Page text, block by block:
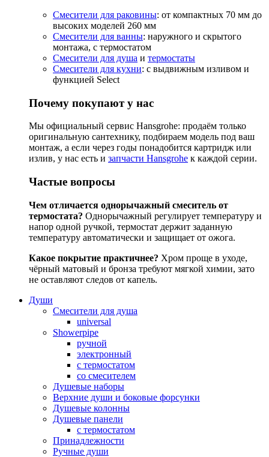
Смесители для раковины: от компактных 70 мм до
высоких моделей 260 мм
Смесители для ванны: наружного и скрытого
монтажа, с термостатом
Смесители для душа и термостаты
Смесители для кухни: с выдвижным изливом и
функцией Select
Почему покупают у нас
Мы официальный сервис Hansgrohe: продаём только
оригинальную сантехнику, подбираем модель под ваш
монтаж, а если через годы понадобится картридж или
излив, у нас есть и запчасти Hansgrohe к каждой серии.
Частые вопросы
Чем отличается однорычажный смеситель от
термостата? Однорычажный регулирует температуру и
напор одной ручкой, термостат держит заданную
температуру автоматически и защищает от ожога.
Какое покрытие практичнее? Хром проще в уходе,
чёрный матовый и бронза требуют мягкой химии, зато
не оставляют следов от капель.
Души
Смесители для душа
universal
Showerpipe
ручной
электронный
с термостатом
со смесителем
Душевые наборы
Верхние души и боковые форсунки
Душевые колонны
Душевые панели
с термостатом
Принадлежности
Ручные души